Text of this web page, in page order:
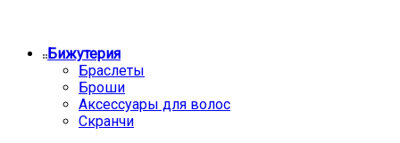
Бижутерия
Браслеты
Броши
Аксессуары для волос
Скранчи